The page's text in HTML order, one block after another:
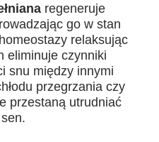
regeneruje
go w stan
relaksując
eliminuje czynniki
snu między innymi
przegrzania czy
przestaną utrudniać